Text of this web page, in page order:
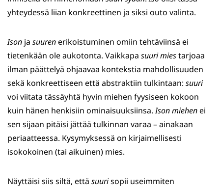
yhteydessä liian konkreettinen ja siksi outo valinta.
Ison ja suurenerikoistuminen omiin tehtäviinsä ei
tietenkään ole aukotonta. Vaikkapa suuri miestarjoaa
ilman päättelyä ohjaavaa kontekstia mahdollisuuden
sekä konkreettiseen että abstraktiin tulkintaan: suuri
voi viitata tässäyhtä hyvin miehen fyysiseen kokoon
kuin hänen henkisiin ominaisuuksiinsa.Ison miehenei
sen sijaan pitäisi jättää tulkinnan varaa – ainakaan
periaatteessa. Kysymyksessä on kirjaimellisesti
isokokoinen (tai aikuinen) mies.
Näyttäisi siis siltä, että suurisopii useimmiten